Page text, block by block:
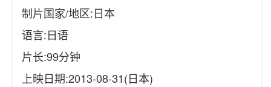
制片国家/地区:日本
语言:日语
片长:99分钟
上映日期:2013-08-31(日本)